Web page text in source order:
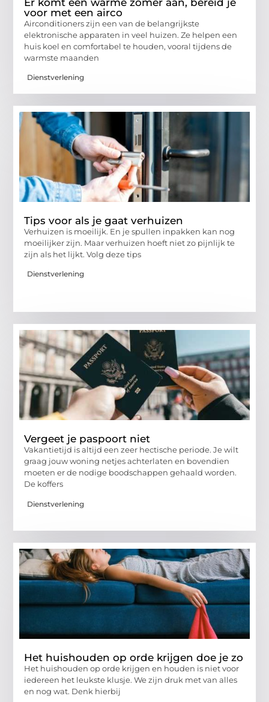
voor met een airco
Airconditioners zijn een van de belangrijkste
elektronische apparaten in veel huizen. Ze helpen een
huis koel en comfortabel te houden, vooral tijdens de
warmste maanden
Dienstverlening
Tips voor als je gaat verhuizen
Verhuizen is moeilijk. En je spullen inpakken kan nog
moeilijker zijn. Maar verhuizen hoeft niet zo pijnlijk te
zijn als het lijkt. Volg deze tips
Dienstverlening
Vergeet je paspoort niet
Vakantietijd is altijd een zeer hectische periode. Je wilt
graag jouw woning netjes achterlaten en bovendien
moeten er de nodige boodschappen gehaald worden.
De koffers
Dienstverlening
Het huishouden op orde krijgen doe je zo
Het huishouden op orde krijgen en houden is niet voor
iedereen het leukste klusje. We zijn druk met van alles
en nog wat. Denk hierbij